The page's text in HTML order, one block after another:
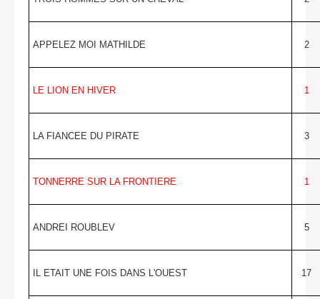
APPELEZ MOI MATHILDE 2
LE LION EN HIVER 1
LA FIANCEE DU PIRATE 3
TONNERRE SUR LA FRONTIERE 1
ANDREI ROUBLEV 5
IL ETAIT UNE FOIS DANS L'OUEST 17